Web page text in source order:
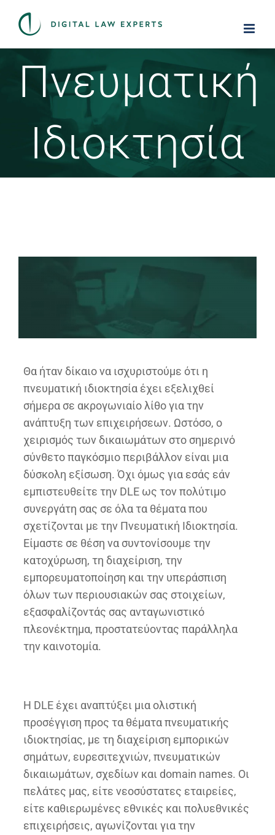
Πνευματική
Ιδιοκτησία
Θα ήταν δίκαιο να ισχυριστούμε ότι η
πνευματική ιδιοκτησία έχει εξελιχθεί
σήμερα σε ακρογωνιαίο λίθο για την
ανάπτυξη των επιχειρήσεων. Ωστόσο, ο
χειρισμός των δικαιωμάτων στο σημερινό
σύνθετο παγκόσμιο περιβάλλον είναι μια
δύσκολη εξίσωση. Όχι όμως για εσάς εάν
εμπιστευθείτε την DLE ως τον πολύτιμο
συνεργάτη σας σε όλα τα θέματα που
σχετίζονται με την Πνευματική Ιδιοκτησία.
Είμαστε σε θέση να συντονίσουμε την
κατοχύρωση, τη διαχείριση, την
εμπορευματοποίηση και την υπεράσπιση
όλων των περιουσιακών σας στοιχείων,
εξασφαλίζοντάς σας ανταγωνιστικό
πλεονέκτημα, προστατεύοντας παράλληλα
την καινοτομία.
Η DLE έχει αναπτύξει μια ολιστική
προσέγγιση προς τα θέματα πνευματικής
ιδιοκτησίας, με τη διαχείριση εμπορικών
σημάτων, ευρεσιτεχνιών, πνευματικών
δικαιωμάτων, σχεδίων και domain names. Οι
πελάτες μας, είτε νεοσύστατες εταιρείες,
είτε καθιερωμένες εθνικές και πολυεθνικές
επιχειρήσεις, αγωνίζονται για την